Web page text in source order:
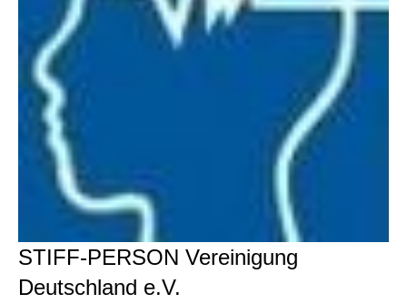
STIFF-PERSON Vereinigung
Deutschland e.V.